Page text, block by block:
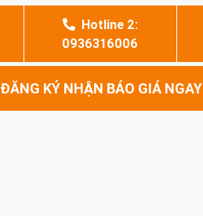
Hotline 2:
0936316006
ĐĂNG KÝ NHẬN BÁO GIÁ NGAY